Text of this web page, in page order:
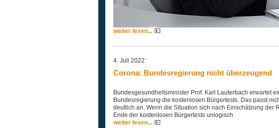
weiter lesen...
4. Juli 2022:
Corona: Bundesregierung nicht überzeugend
Bundesgesundheitsminister Prof. Karl Lauterbach erwartet
Bundesregierung die kostenlosen Bürgertests. Das passt
deutlich an. Wenn die Situation sich nach Einschätzung der
Ende der kostenlosen Bürgertests unlogisch.
weiter lesen...